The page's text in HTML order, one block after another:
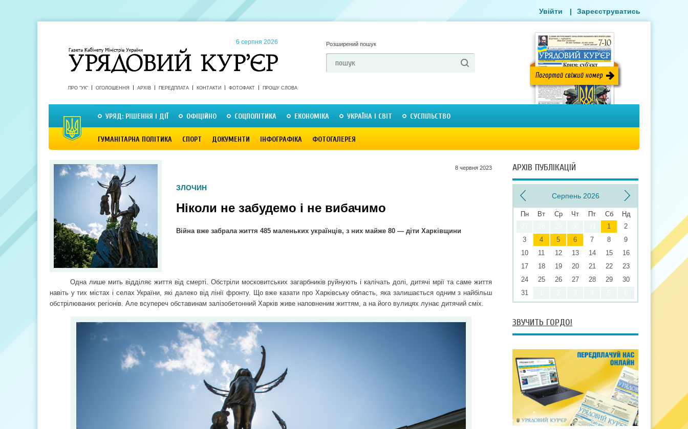
6 серпня 2026 Розширений пошук
ПРО "УК" ОГОЛОШЕННЯ АРХІВ ПЕРЕДПЛАТА КОНТАКТИ ФОТОФАКТ ПРОШУ СЛОВА
УРЯД: РІШЕННЯ І ДІЇ ОФІЦІЙНО СОЦПОЛІТИКА ЕКОНОМІКА УКРАЇНА І СВІТ СУСПІЛЬСТВО
ГУМАНІТАРНА ПОЛІТИКА СПОРТ ДОКУМЕНТИ ІНФОГРАФІКА ФОТОГАЛЕРЕЯ
Увійти | Зареєструватись
8 червня 2023
ЗЛОЧИН
Ніколи не забудемо і не вибачимо
Війна вже забрала життя 485 маленьких українців, з них майже 80 — діти Харківщини
Одна лише мить відділяє життя від смерті. Обстріли московитських загарбників руйнують і калічать долі, дитячі мрії та саме життя
навіть у тих містах і селах України, які далеко від лінії фронту. Що вже казати про Харківську область, яка залишається одним з найбільш
обстрілюваних регіонів. Але всупереч обставинам залізобетонний Харків живе наповненим життям, а на його вулицях лунає дитячий сміх.
АРХІВ ПУБЛІКАЦІЙ
Серпень 2026
Пн Вт Ср Чт Пт Сб
Нд
1
2
3
4 5 6 7 8
9
10
11 12 13 14 15
16
17
18 19 20 21 22
23
24
25 26 27 28 29
30
31
ЗВУЧИТЬ ГОРДО!